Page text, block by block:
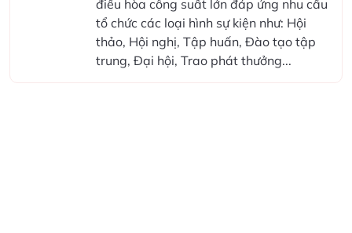
điều hòa công suất lớn đáp ứng nhu cầu
tổ chức các loại hình sự kiện như: Hội
thảo, Hội nghị, Tập huấn, Đào tạo tập
trung, Đại hội, Trao phát thưởng...